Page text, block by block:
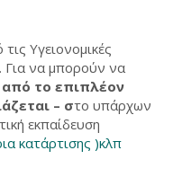
Υγειονομικές
Για να μπορούν να
από το επιπλέον
– στο υπάρχων
εκπαίδευση
κατάρτισης )κλπ